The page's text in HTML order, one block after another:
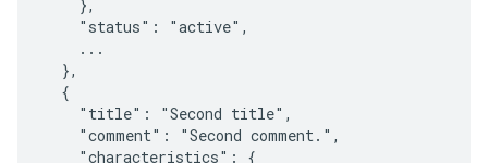
    },
    "status": "active",
    ...
  },
  {
    "title": "Second title",
    "comment": "Second comment.",
    "characteristics": {